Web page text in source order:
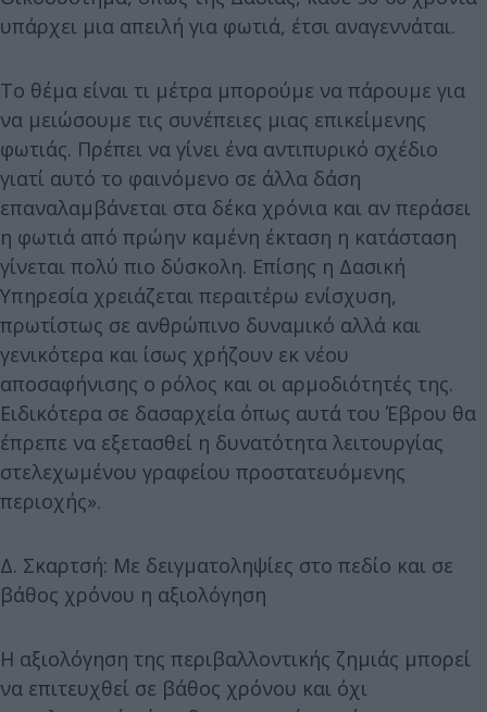
υπάρχει μια απειλή για φωτιά, έτσι αναγεννάται.
Το θέμα είναι τι μέτρα μπορούμε να πάρουμε για
να μειώσουμε τις συνέπειες μιας επικείμενης
φωτιάς. Πρέπει να γίνει ένα αντιπυρικό σχέδιο
γιατί αυτό το φαινόμενο σε άλλα δάση
επαναλαμβάνεται στα δέκα χρόνια και αν περάσει
η φωτιά από πρώην καμένη έκταση η κατάσταση
γίνεται πολύ πιο δύσκολη. Επίσης η Δασική
Υπηρεσία χρειάζεται περαιτέρω ενίσχυση,
πρωτίστως σε ανθρώπινο δυναμικό αλλά και
γενικότερα και ίσως χρήζουν εκ νέου
αποσαφήνισης ο ρόλος και οι αρμοδιότητές της.
Ειδικότερα σε δασαρχεία όπως αυτά του Έβρου θα
έπρεπε να εξετασθεί η δυνατότητα λειτουργίας
στελεχωμένου γραφείου προστατευόμενης
περιοχής».
Δ. Σκαρτσή: Με δειγματοληψίες στο πεδίο και σε
βάθος χρόνου η αξιολόγηση
Η αξιολόγηση της περιβαλλοντικής ζημιάς μπορεί
να επιτευχθεί σε βάθος χρόνου και όχι